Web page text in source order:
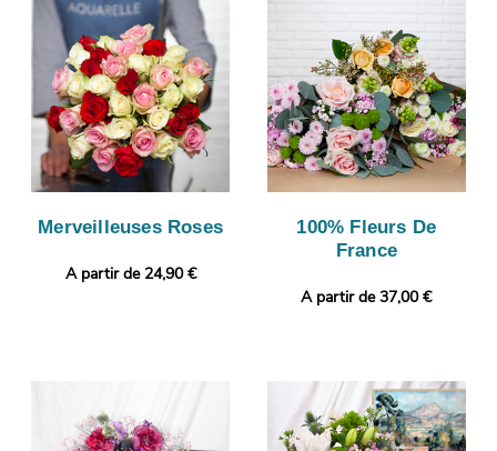
Merveilleuses Roses
A partir de 24,90 €
100% Fleurs De
France
A partir de 37,00 €